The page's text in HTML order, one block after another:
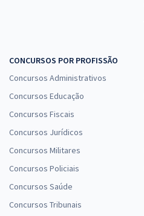
CONCURSOS POR PROFISSÃO
Concursos Administrativos
Concursos Educação
Concursos Fiscais
Concursos Jurídicos
Concursos Militares
Concursos Policiais
Concursos Saúde
Concursos Tribunais